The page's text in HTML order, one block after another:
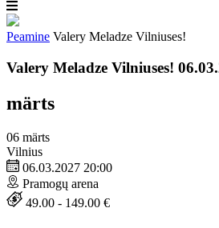
Peamine Valery Meladze Vilniuses!
Valery Meladze Vilniuses!
märts
06 märts
Vilnius
06.03.2027 20:00
Pramogų arena
49.00 - 149.00 €